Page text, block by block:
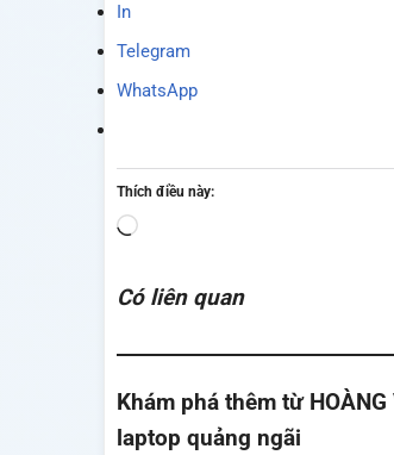
In
Telegram
WhatsApp
Thích điều này:
Đang
Có liên quan
Khám phá thêm từ
laptop quảng ngãi